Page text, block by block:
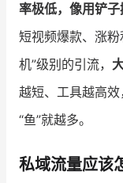
率极低，像用铲
短视频爆款、涨粉
机”级别的引流，
越短、工具越高
“鱼”就越多。
私域流量应该